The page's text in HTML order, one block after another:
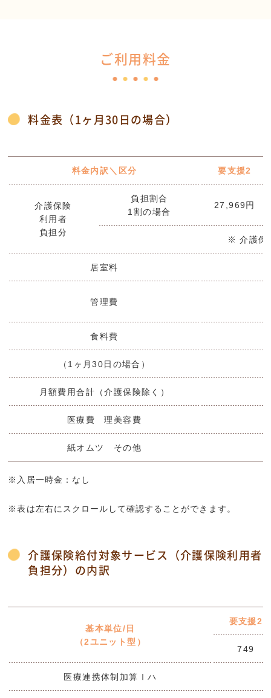
ご利用料金
料金表（1ヶ月30日の場合）
料金内訳＼区分 要支援2
介護保険
利用者
負担分
負担割合
1割の場合
27,969円
※ 介護保
居室料
管理費
食料費
（1ヶ月30日の場合）
月額費用合計（介護保険除く）
医療費 理美容費
紙オムツ その他
※入居一時金：なし
※表は左右にスクロールして確認することができます。
介護保険給付対象サービス（介護保険利用者
負担分）の内訳
基本単位/日
（2ユニット型）
要支援2
749
医療連携体制加算Ⅰハ